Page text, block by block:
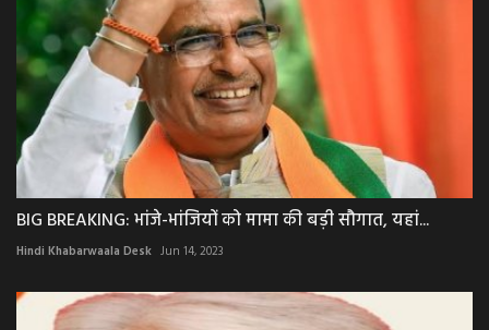
BIG BREAKING: भांजे-भांजियों को मामा की बड़ी सौगात, यहां...
Hindi Khabarwaala Desk Jun 14, 2023